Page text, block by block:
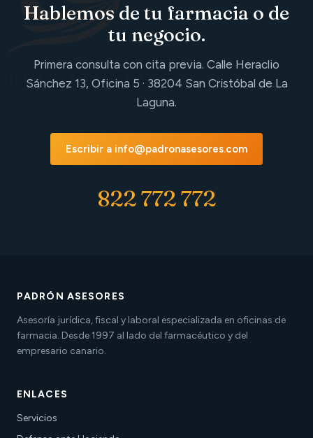
Hablemos de tu farmacia o de
tu negocio.
Primera consulta con cita previa. Calle Heraclio
Sánchez 13, Oficina 5 · 38204 San Cristóbal de La
Laguna.
Escribir a info@padronasesores.com
822 772 772
PADRÓN ASESORES
Asesoría jurídica, fiscal y laboral especializada en oficinas de
farmacia. Desde 1997 al lado del farmacéutico y del
empresario canario.
ENLACES
Servicios